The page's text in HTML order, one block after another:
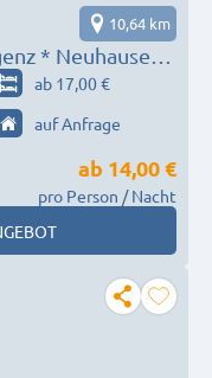
✋✋
10,64 km
ab 17,00 €
auf Anfrage
ab 14,00 €
pro Person / Nacht